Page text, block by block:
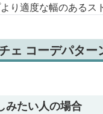
り適度な幅のある
ェ コーデパター
みたい人の場合